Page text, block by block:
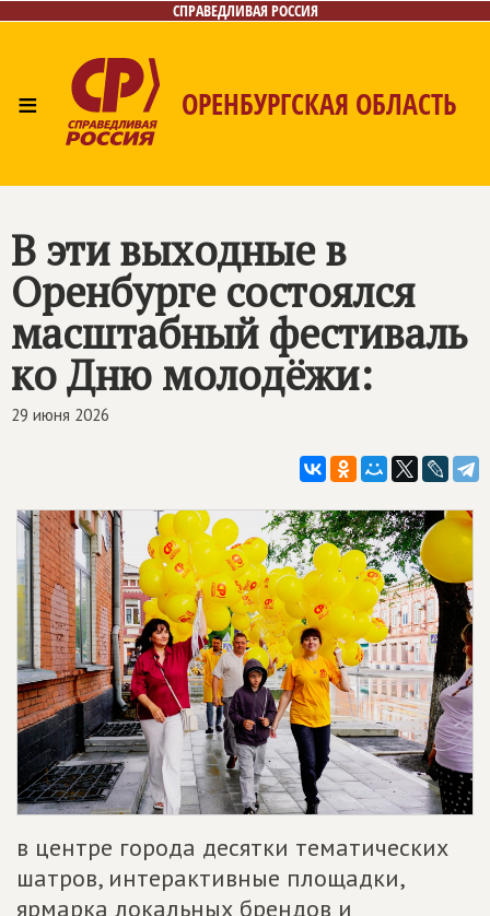
СПРАВЕДЛИВАЯ РОССИЯ
≡ ОРЕНБУРГСКАЯ ОБЛАСТЬ
В эти выходные в
Оренбурге состоялся
масштабный фестиваль
ко Дню молодёжи:
29 июня 2026
в центре города десятки тематических
шатров, интерактивные площадки,
ярмарка локальных брендов и